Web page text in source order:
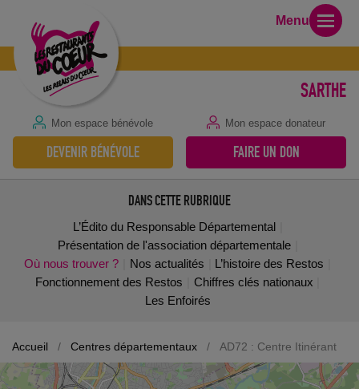
SARTHE
Mon espace bénévole Mon espace donateur
DEVENIR BÉNÉVOLE FAIRE UN DON
Menu
DANS CETTE RUBRIQUE
L’Édito du Responsable Départemental
Présentation de l'association départementale
Où nous trouver ?
Nos actualités
L’histoire des Restos
Fonctionnement des Restos
Chiffres clés nationaux
Les Enfoirés
Accueil / Centres départementaux / AD72 : Centre Itinérant